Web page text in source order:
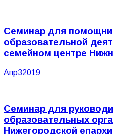
Семинар для
образовательной
семейном центре
Апр32019
Семинар для
образовательных
Нижегородской